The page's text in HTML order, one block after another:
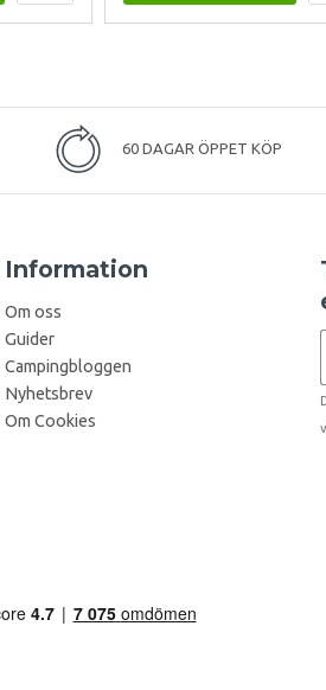
60 DAGAR ÖPPET KÖP
Information
Om oss
Guider
Campingbloggen
Nyhetsbrev
Om Cookies